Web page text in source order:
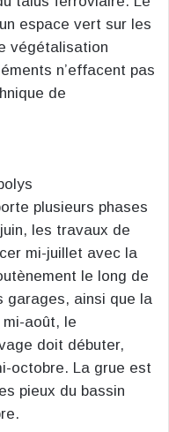
espace vert sur les
végétalisation
n’effacent pas
de
plusieurs phases
les travaux de
mi-juillet avec la
le long de
garages, ainsi que la
août, le
doit débuter,
octobre. La grue est
pieux du bassin